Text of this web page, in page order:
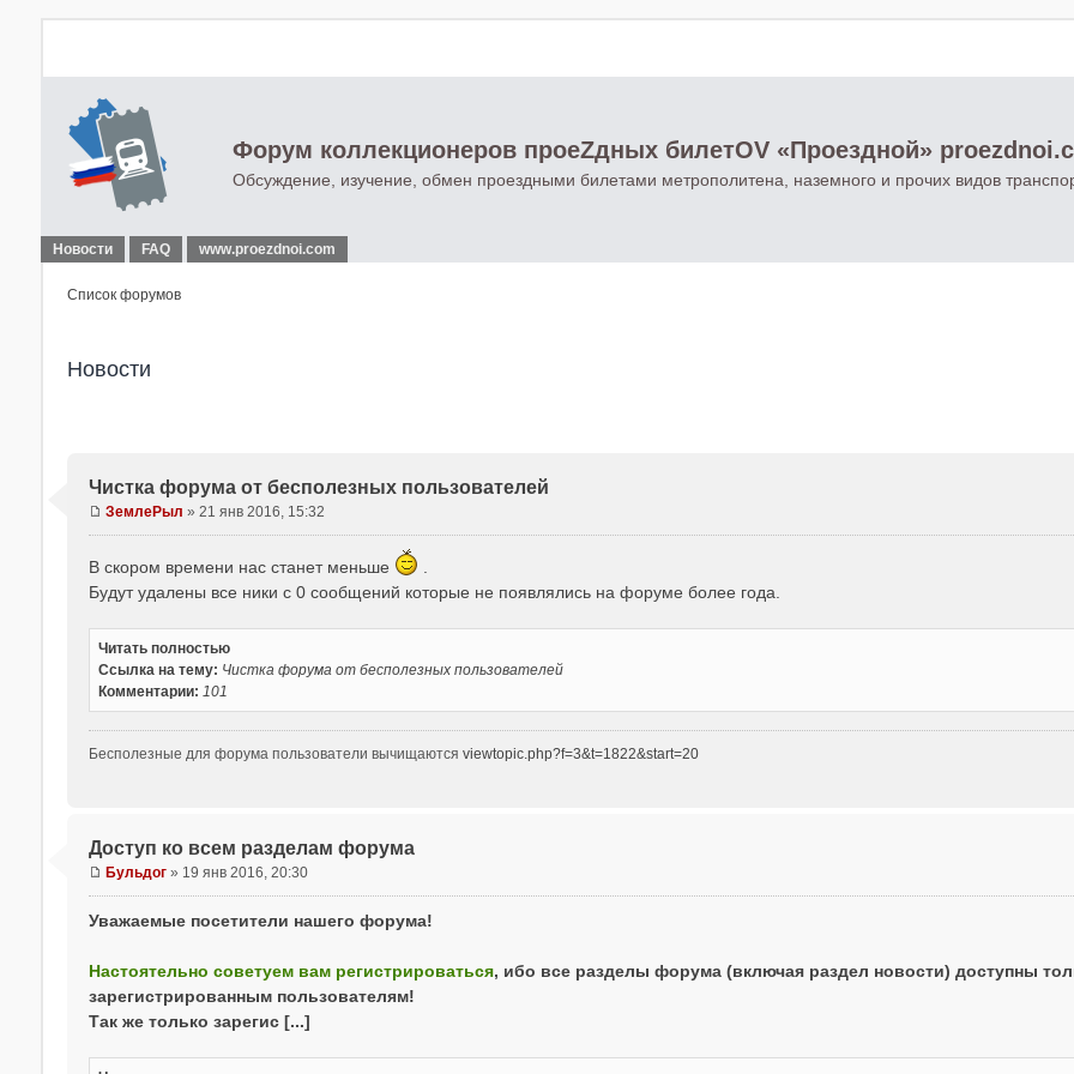
Новости FAQ www.proezdnoi.com
Форум коллекционеров проеZдных билетOV «Проездной»
Обсуждение, изучение, обмен проездными билетами метрополитена, наземного и прочих видов
Список форумов
Новости
Чистка форума от бесполезных пользователей
о
б
н
и
е
ЗемлеРыл » 21 янв 2016, 15:32
В скором времени нас станет меньше
Будут удалены все ники с 0 сообщений которые не появлялись на форуме более года.
Читать полностью
Ссылка на тему: Чистка форума от бесполезных пользователей
Комментарии: 101
Бесполезные для форума пользователи вычищаются viewtopic.php?f=3&t=1822&start=20
Доступ ко всем разделам форума
о
щ
е
н
е
Бульдог» 19 янв 2016, 20:30
Уважаемые посетители нашего форума!
Настоятельно советуем вам регистрироваться, ибо все разделы форума (включая раздел новости) доступны
зарегистрированным пользователям!
Так же только зарегис [...]